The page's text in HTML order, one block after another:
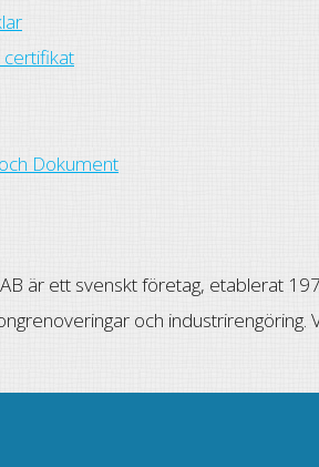
certifikat
Dokument
är ett svenskt företag, etablerat
och